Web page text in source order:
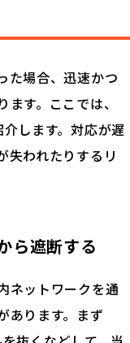
た場合、迅速かつ
す。ここでは、
します。対応が遅
失われたりするリ
ら遮断する
ネットワークを通
あります。まず